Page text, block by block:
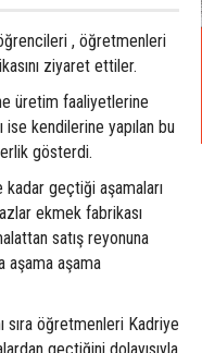
, öğretmenleri
ziyaret ettiler.
üretim faaliyetlerine
kendilerine yapılan bu
gösterdi.
kadar geçtiği aşamaları
ekmek fabrikası
satış reyonuna
aşama aşama
sıra öğretmenleri Kadriye